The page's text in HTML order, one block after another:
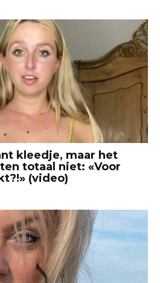
kleedje, maar het
totaal niet: «Voor
(video)